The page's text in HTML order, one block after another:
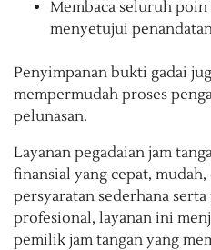
Membaca seluruh
menyetujui
Penyimpanan bukti gadai
mempermudah proses
pelunasan.
Layanan pegadaian jam
finansial yang cepat, mudah,
persyaratan sederhana
profesional, layanan ini
pemilik jam tangan yang